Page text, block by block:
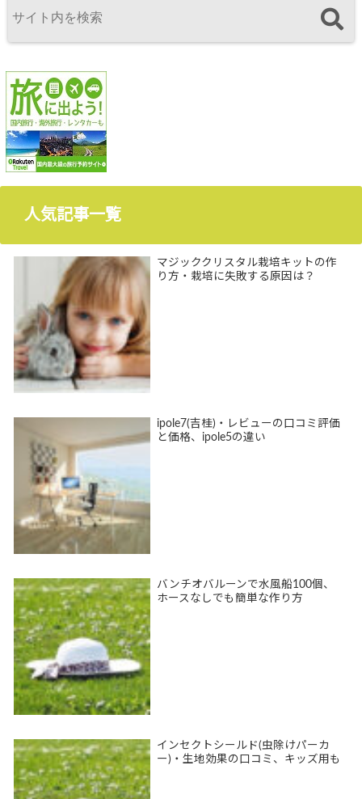
人気記事一覧
マジッククリスタル栽培キットの作
り方・栽培に失敗する原因は？
ipole7(吉桂)・レビューの口コミ評価
と価格、ipole5の違い
バンチオバルーンで水風船100個、
ホースなしでも簡単な作り方
インセクトシールド(虫除けパーカ
ー)・生地効果の口コミ、キッズ用も